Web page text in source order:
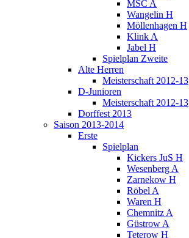
MSC A
Wangelin H
Möllenhagen H
Klink A
Jabel H
Spielplan Zweite
Alte Herren
Meisterschaft 2012-13
D-Junioren
Meisterschaft 2012-13
Dorffest 2013
Saison 2013-2014
Erste
Spielplan
Kickers JuS H
Wesenberg A
Zarnekow H
Röbel A
Waren H
Chemnitz A
Güstrow A
Teterow H